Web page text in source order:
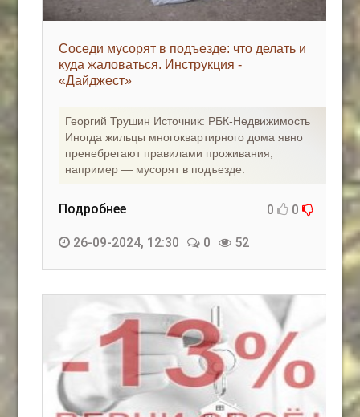
Соседи мусорят в подъезде: что делать и
куда жаловаться. Инструкция -
«Дайджест»
Георгий Трушин Источник: РБК-Недвижимость
Иногда жильцы многоквартирного дома явно
пренебрегают правилами проживания,
например — мусорят в подъезде.
Подробнее 0 0
26-09-2024, 12:30 0 52